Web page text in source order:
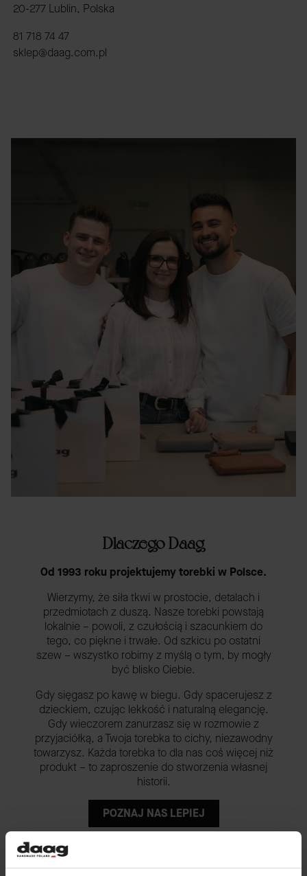
20-277 Lublin, Polska
81 718 74 47
sklep@daag.com.pl
Dlaczego Daag
Od 1993 roku projektujemy torebki w Polsce.
Wierzymy, że siła tkwi w prostocie, detalach i
przedmiotach z duszą. Nasze torebki powstają
lokalnie – powoli, z czułością i szacunkiem do
tego, co piękne i trwałe. Od szkicu po ostatni
szew – wszystko robimy z myślą o tym, by mogły
być blisko Ciebie.
Gdy sięgasz po kawę w biegu. Gdy spacerujesz z
dzieckiem, czując lekkość i naturalną elegancję.
Gdy wieczorem zanurzasz się w rozmowie z
przyjaciółką, a Twoja torebka to cichy, niezawodny
towarzysz. Każda torebka to dla nas coś więcej niż
produkt – to zaproszenie do stworzenia własnej
historii.
POZNAJ NAS LEPIEJ